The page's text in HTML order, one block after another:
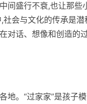
间盛行不衰,也让那
会与文化的传承是
对话、想像和创造的
。“过家家”是孩子